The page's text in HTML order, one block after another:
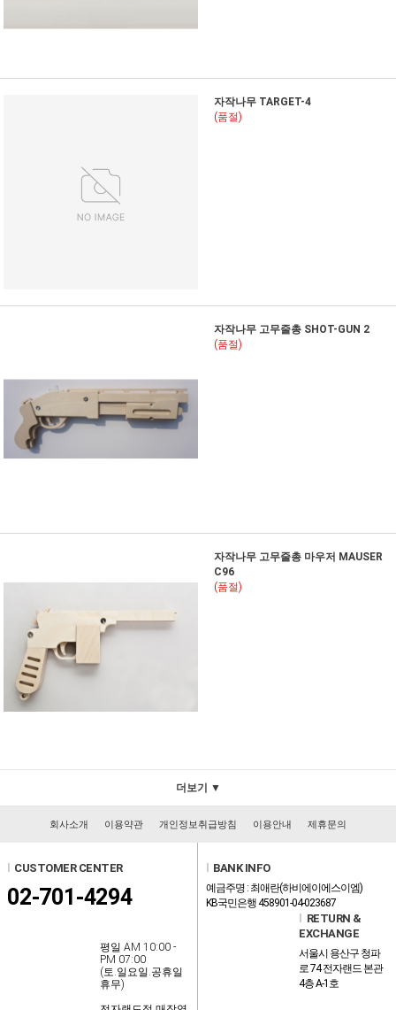
자작나무 TARGET-4
(품절)
자작나무 고무줄총 SHOT-GUN 2
(품절)
자작나무 고무줄총 마우저 MAUSER
C96
(품절)
더보기 ▼
회사소개 이용약관 개인정보취급방침 이용안내 제휴문의
CUSTOMER CENTER
02-701-4294
평일 AM 10:00 -
PM 07:00
(토.일요일.공휴일
휴무)
BANK INFO
예금주명 : 최애란(하비에이에스이엠)
KB국민은행 458901-04-023687
RETURN &
EXCHANGE
서울시 용산구 청파
로 74 전자랜드 본관
4층 A-1호